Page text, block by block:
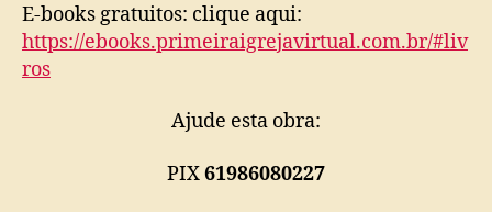
E-books gratuitos: clique aqui:
https://ebooks.primeiraigrejavirtual.com.br/#liv
ros
Ajude esta obra:
PIX61986080227